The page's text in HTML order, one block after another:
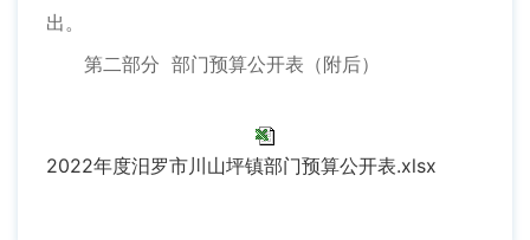
出。
第二部分 部门预算公开表（附后）
2022年度汨罗市川山坪镇部门预算公开表.xlsx